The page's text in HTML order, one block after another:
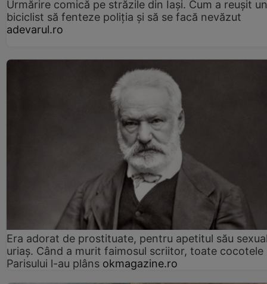
Urmărire comică pe străzile din Iași. Cum a reușit un
biciclist să fenteze poliția și să se facă nevăzut
adevarul.ro
Era adorat de prostituate, pentru apetitul său
uriaș. Când a murit faimosul scriitor, toate cocotele
Parisului l-au plâns okmagazine.ro